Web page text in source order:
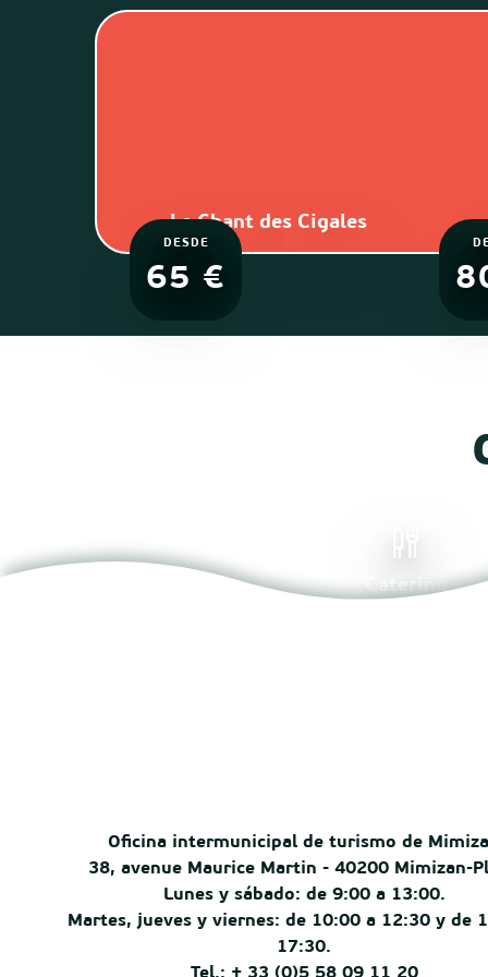
DESDE
65 €
Le Chant des Cigales
Catering
Oficina intermunicipal de turismo de
38, avenue Maurice Martin - 40200 Mimizan-
Lunes y sábado: de 9:00 a 13:00.
Martes, jueves y viernes: de 10:00 a 12:30 y de
17:30.